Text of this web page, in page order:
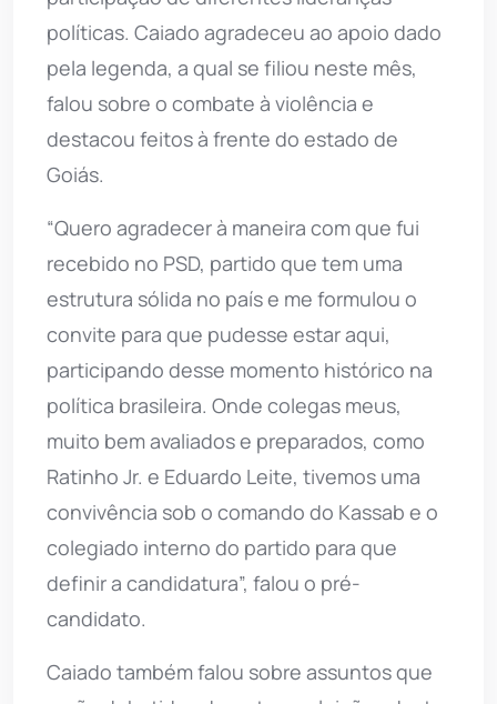
políticas. Caiado agradeceu ao apoio dado
pela legenda, a qual se filiou neste mês,
falou sobre o combate à violência e
destacou feitos à frente do estado de
Goiás.
“Quero agradecer à maneira com que fui
recebido no PSD, partido que tem uma
estrutura sólida no país e me formulou o
convite para que pudesse estar aqui,
participando desse momento histórico na
política brasileira. Onde colegas meus,
muito bem avaliados e preparados, como
Ratinho Jr. e Eduardo Leite, tivemos uma
convivência sob o comando do Kassab e o
colegiado interno do partido para que
definir a candidatura”, falou o pré-
candidato.
Caiado também falou sobre assuntos que